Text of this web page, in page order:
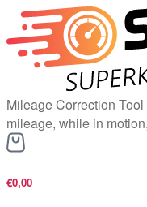
Mileage Correction
mileage, while in
€0,00